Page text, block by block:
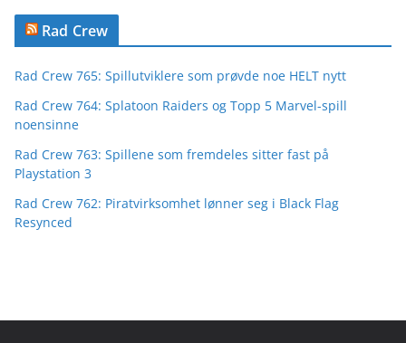
Rad Crew
Rad Crew 765: Spillutviklere som prøvde noe HELT nytt
Rad Crew 764: Splatoon Raiders og Topp 5 Marvel-spill
noensinne
Rad Crew 763: Spillene som fremdeles sitter fast på
Playstation 3
Rad Crew 762: Piratvirksomhet lønner seg i Black Flag
Resynced